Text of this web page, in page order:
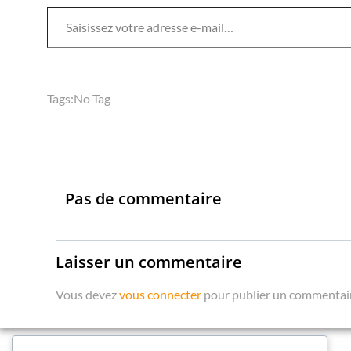
Saisissez votre adresse e-mail…
Tags:No Tag
Pas de commentaire
Laisser un commentaire
Vous devezvous connecter pour publier un